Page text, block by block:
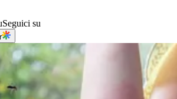
Seguici su